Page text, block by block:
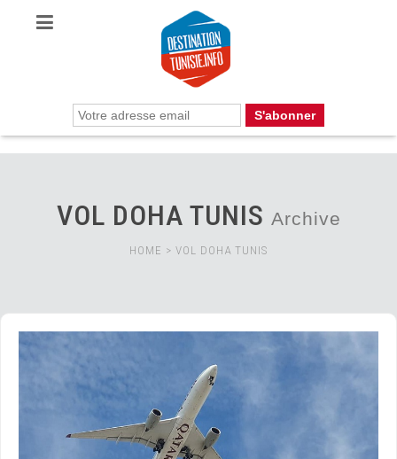
VOL DOHA TUNIS Archive
HOME > VOL DOHA TUNIS